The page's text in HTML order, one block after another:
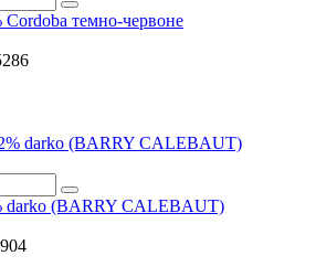
Cordoba темно-червоне
darko (BARRY CALEBAUT)